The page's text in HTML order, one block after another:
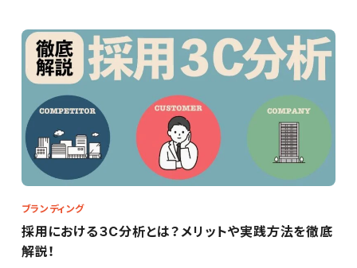
ブランディング
採用における３C分析とは？メリットや実践方法を徹底
解説！